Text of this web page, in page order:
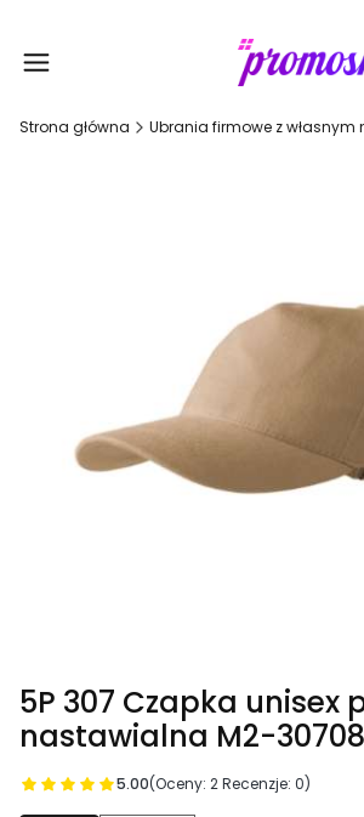
Strona główna Ubrania firmowe z własnym
5P 307 Czapka unisex
nastawialna M2-
5.00(Oceny: 2 Recenzje: 0)